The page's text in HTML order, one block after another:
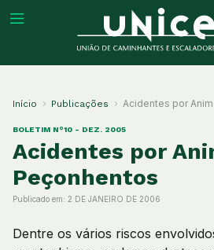
Início Publicações Acidentes por
BOLETIM N°10 - DEZ. 2005
Acidentes por
Peçonhentos
Publicado em: 2 DE JANEIRO DE 2006
Dentre os vários riscos